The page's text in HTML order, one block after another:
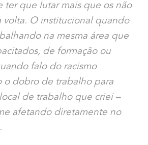
ter que lutar mais que os não
volta. O institucional quando
na mesma área que
de formação ou
falo do racismo
o dobro de trabalho para
de trabalho que criei –
afetando diretamente no